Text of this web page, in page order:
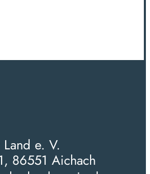
e. V.
86551 Aichach